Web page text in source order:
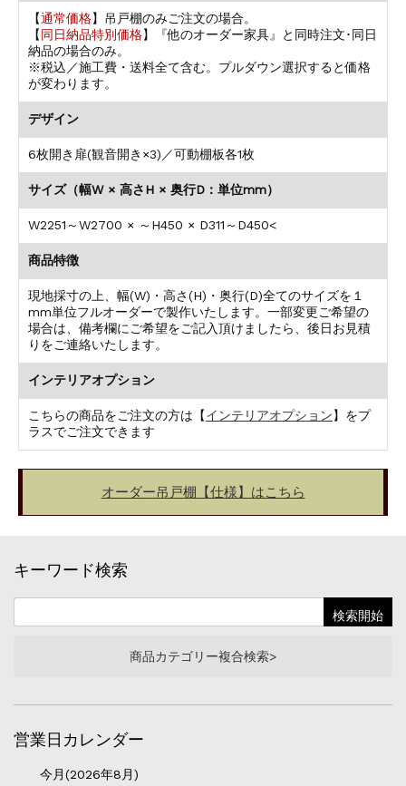
【通常価格】吊戸棚のみご注文の場合。
【同日納品特別価格】『他のオーダー家具』と同時注文･同日
納品の場合のみ。
※税込／施工費・送料全て含む。プルダウン選択すると価格
が変わります。
デザイン
6枚開き扉(観音開き×3)／可動棚板各1枚
サイズ（幅W × 高さH × 奥行D：単位mm）
W2251～W2700 × ～H450 × D311～D450<
商品特徴
現地採寸の上、幅(W)・高さ(H)・奥行(D)全てのサイズを１
mm単位フルオーダーで製作いたします。一部変更ご希望の
場合は、備考欄にご希望をご記入頂けましたら、後日お見積
りをご連絡いたします。
インテリアオプション
こちらの商品をご注文の方は【インテリアオプション】をプ
ラスでご注文できます
オーダー吊戸棚【仕様】はこちら
キーワード検索
商品カテゴリー複合検索>
営業日カレンダー
今月(2026年8月)